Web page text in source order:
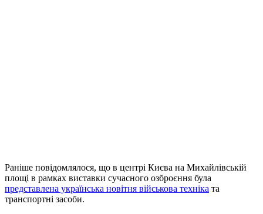
Раніше повідомлялося, що в центрі Києва на Михайлівській
площі в рамках виставки сучасного озброєння була
представлена ​​українська новітня військова техніка та
транспортні засоби.